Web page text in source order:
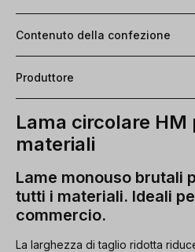
Contenuto della confezione
Produttore
Lama circolare HM
materiali
Lame monouso brutali
tutti i materiali. Ideali
commercio.
La larghezza di taglio ridotta